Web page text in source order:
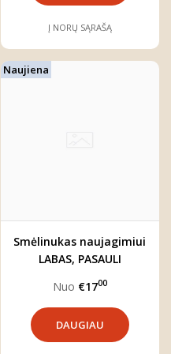
Į NORŲ SĄRAŠĄ
Naujiena
Smėlinukas naujagimiui
LABAS, PASAULI
Nuo €1700
DAUGIAU